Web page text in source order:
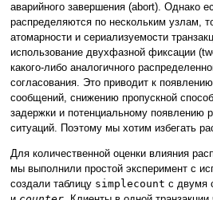
аварийного завершения (abort). Однако
распределяются по нескольким узлам,
атомарности и сериализуемости
использование двухфазной фиксации
какого-либо аналогичного
согласования. Это приводит к
сообщений, снижению пропускной
задержки и потенциальному появлению
ситуаций. Поэтому мы хотим избегать
Для количественной оценки влияния
мы выполнили простой эксперимент с
создали таблицу simplecount с двумя